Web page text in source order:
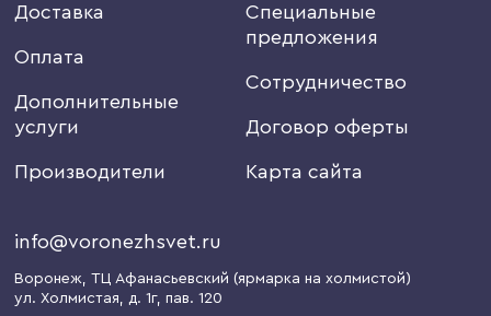
Доставка
Оплата
Дополнительные
услуги
Производители
Специальные
предложения
Сотрудничество
Договор оферты
Карта сайта
info@voronezhsvet.ru
Воронеж, ТЦ Афанасьевский (ярмарка на холмистой)
ул. Холмистая, д. 1г, пав. 120